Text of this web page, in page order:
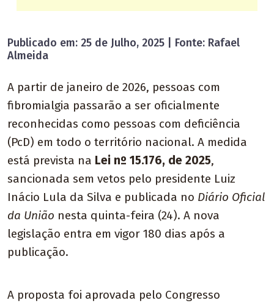
Publicado em: 25 de Julho, 2025 | Fonte: Rafael
Almeida
A partir de janeiro de 2026, pessoas com
fibromialgia passarão a ser oficialmente
reconhecidas como pessoas com deficiência
(PcD) em todo o território nacional. A medida
está prevista na Lei nº 15.176, de 2025,
sancionada sem vetos pelo presidente Luiz
Inácio Lula da Silva e publicada no Diário Oficial
da União nesta quinta-feira (24). A nova
legislação entra em vigor 180 dias após a
publicação.
A proposta foi aprovada pelo Congresso